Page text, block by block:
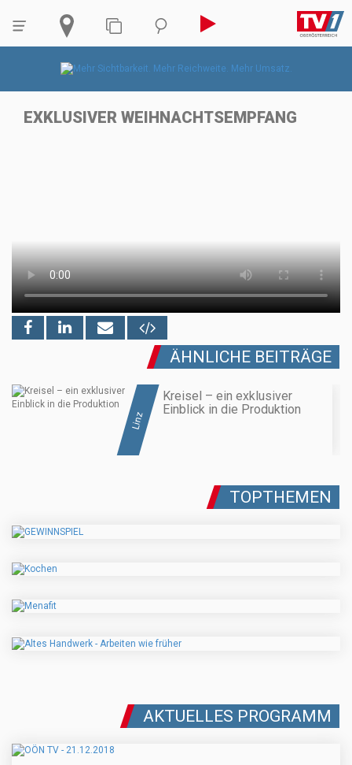
EXKLUSIVER WEIHNACHTSEMPFANG
ÄHNLICHE BEITRÄGE
Linz
Kreisel – ein exklusiver
Einblick in die Produktion
TOPTHEMEN
AKTUELLES PROGRAMM